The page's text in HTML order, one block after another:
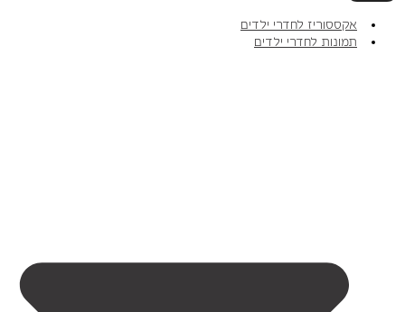
אקססוריז לחדרי ילדים
תמונות לחדרי ילדים